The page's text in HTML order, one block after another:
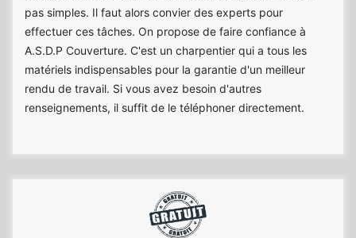
pas simples. Il faut alors convier des experts pour
effectuer ces tâches. On propose de faire confiance à
A.S.D.P Couverture. C'est un charpentier qui a tous les
matériels indispensables pour la garantie d'un meilleur
rendu de travail. Si vous avez besoin d'autres
renseignements, il suffit de le téléphoner directement.